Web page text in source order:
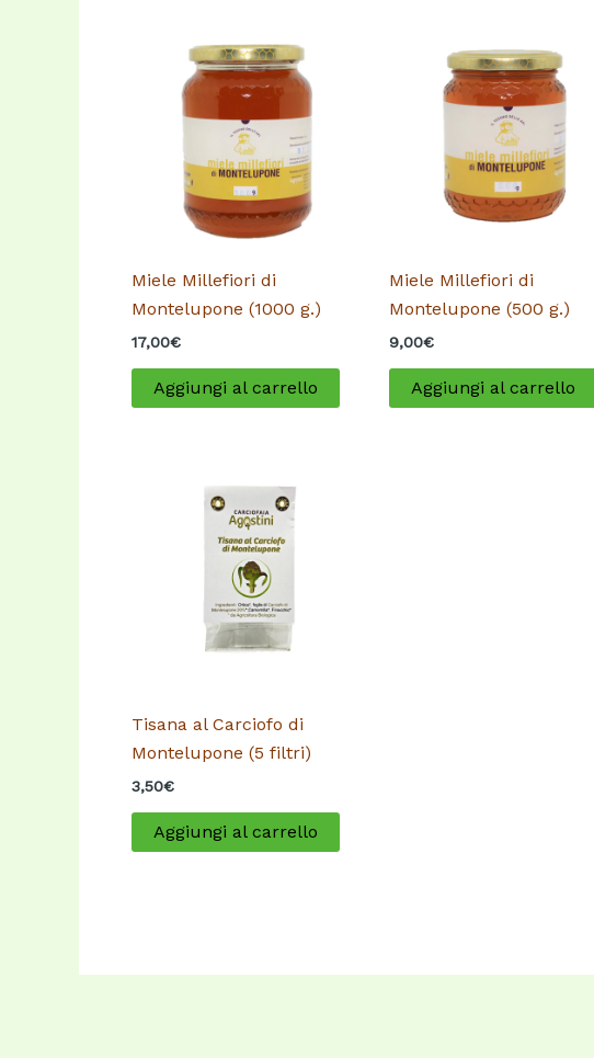
Miele Millefiori di
Montelupone (1000 g.)
17,00€
Aggiungi al carrello
Miele Millefiori di
Montelupone (500 g.)
9,00€
Aggiungi al carrello
Tisana al Carciofo di
Montelupone (5 filtri)
3,50€
Aggiungi al carrello